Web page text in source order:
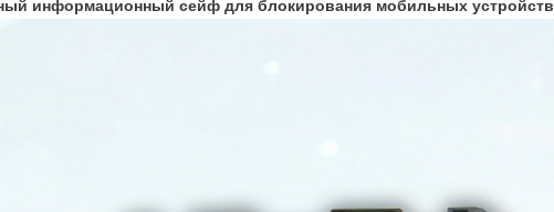
информационный сейф для блокирования мобильных устройств